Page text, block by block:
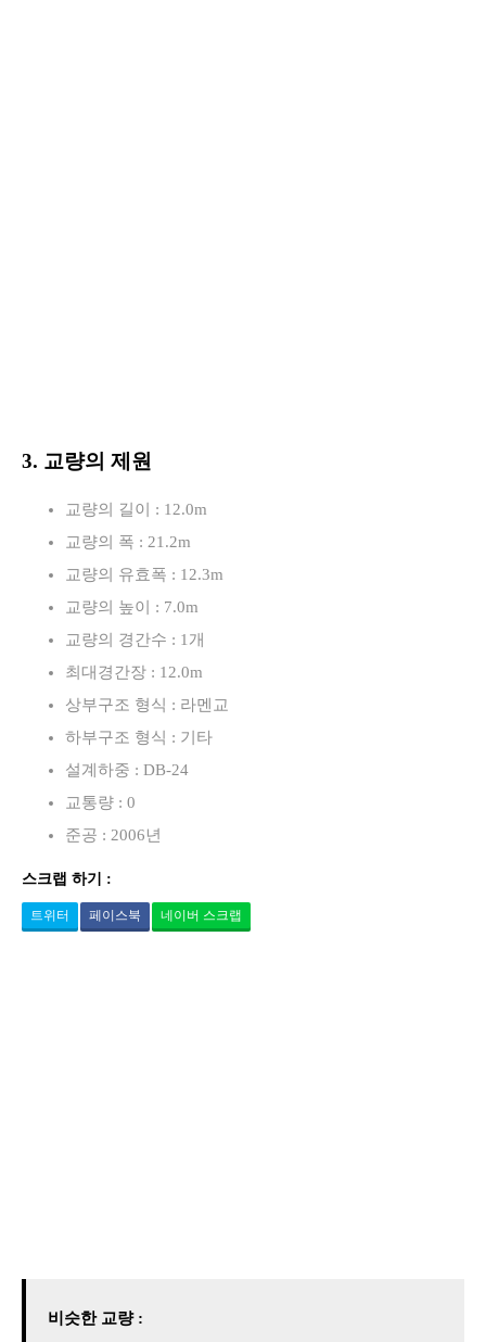
3. 교량의 제원
교량의 길이 : 12.0m
교량의 폭 : 21.2m
교량의 유효폭 : 12.3m
교량의 높이 : 7.0m
교량의 경간수 : 1개
최대경간장 : 12.0m
상부구조 형식 : 라멘교
하부구조 형식 : 기타
설계하중 : DB-24
교통량 : 0
준공 : 2006년
스크랩 하기 :
트위터 페이스북 네이버 스크랩
비슷한 교량 :